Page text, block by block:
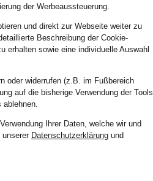
der Werbeaussteuerung.
und direkt zur Webseite weiter zu
Beschreibung der Cookie-
erhalten sowie eine individuelle Auswahl
oder widerrufen (z.B. im Fußbereich
auf die bisherige Verwendung der Tools
Ihrer Daten, welche wir und
unserer Datenschutzerklärung und